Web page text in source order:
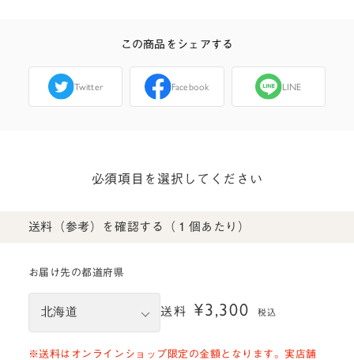
この商品をシェアする
Twitter Facebook LINE
必須項目を選択してください
送料（参考）を確認する（１個あたり）
お届け先の都道府県
送料 ¥3,300 税込
※送料はオンラインショップ限定の金額となります。実店舗